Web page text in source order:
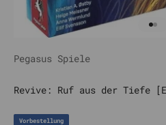
Pegasus Spiele
Revive: Ruf aus der Tiefe
Vorbestellung